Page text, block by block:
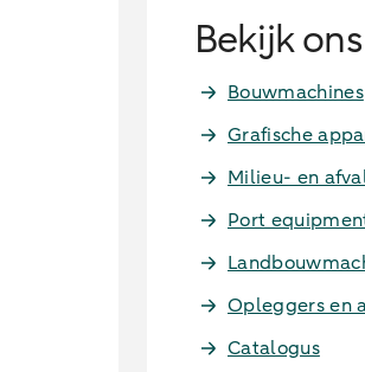
Bekijk
Bouwmachines
Grafische
Milieu- en
Port
Opleggers en
Catalogus